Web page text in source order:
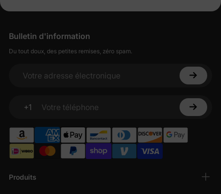
Produits
Bulletin d'information
Du tout doux, des petites remises, zéro spam.
Votre adresse électronique
+1
Votre téléphone